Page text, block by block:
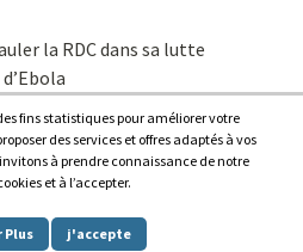
la RDC dans sa lutte
du continent en continu
.| Theme: Awaken by
fins statistiques pour améliorer votre
des services et offres adaptés à vos
à prendre connaissance de notre
et à l’accepter.
Plus j'accepte